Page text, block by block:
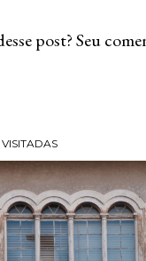
post? Seu